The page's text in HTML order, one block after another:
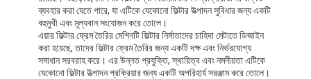
ব্যবহার করা যেতে পারে, যা এটিকে যেকোনো ফিল্টার উত্পাদন সুবিধার জন্য একটি
বহুমুখী এবং মূল্যবান সংযোজন করে তোলে।
এয়ার ফিল্টার ফ্রেম তৈরির মেশিনটি ফিল্টার নির্মাতাদের চাহিদা মেটাতে ডিজাইন
করা হয়েছে, তাদের ফিল্টার ফ্রেম তৈরির জন্য একটি দক্ষ এবং নির্ভরযোগ্য
সমাধান সরবরাহ করে। এর উন্নত প্রযুক্তি, স্থায়িত্ব এবং নমনীয়তা এটিকে
যেকোনো ফিল্টার উত্পাদন প্রক্রিয়ার জন্য একটি অপরিহার্য সরঞ্জাম করে তোলে।